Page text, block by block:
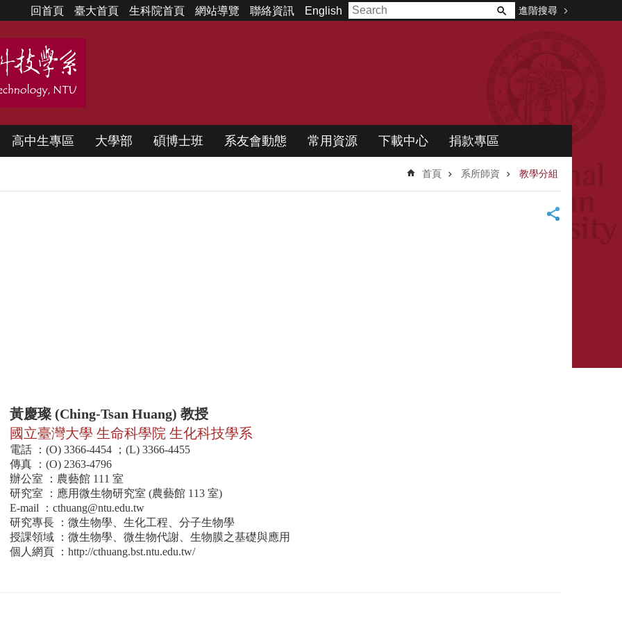
回首頁 臺大首頁 生科院首頁 網站導覽 聯絡資訊 English 進階搜尋
高中生專區 大學部 碩博士班 系友會動態 常用資源 下載中心 捐款專區
首頁 系所師資 教學分組
黃慶璨 (Ching-Tsan Huang) 教授
國立臺灣大學 生命科學院 生化科技學系
電話 ：(O) 3366-4454 ；(L) 3366-4455
傳真 ：(O) 2363-4796
辦公室 ：農藝館 111 室
研究室 ：應用微生物研究室 (農藝館 113 室)
E-mail ： cthuang@ntu.edu.tw
研究專長 ：微生物學、生化工程、分子生物學
授課領域 ：微生物學、微生物代謝、生物膜之基礎與應用
個人網頁 ： http://cthuang.bst.ntu.edu.tw/